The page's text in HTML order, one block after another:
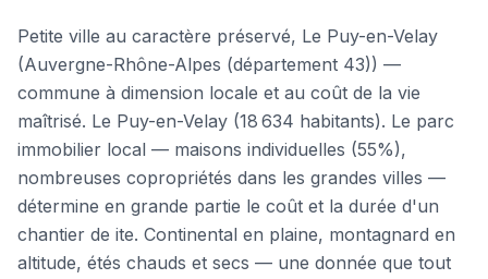
Petite ville au caractère préservé, Le Puy-en-Velay
(Auvergne-Rhône-Alpes (département 43)) —
commune à dimension locale et au coût de la vie
maîtrisé. Le Puy-en-Velay (18 634 habitants). Le parc
immobilier local — maisons individuelles (55%),
nombreuses copropriétés dans les grandes villes —
détermine en grande partie le coût et la durée d'un
chantier de ite. Continental en plaine, montagnard en
altitude, étés chauds et secs — une donnée que tout